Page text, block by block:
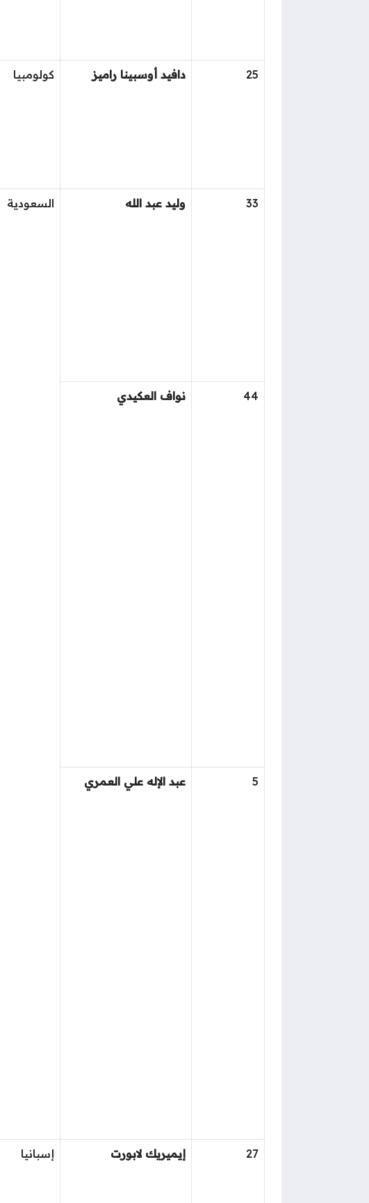
25 دافيد أوسبينا راميز كولومبيا
33 وليد عبد الله السعودية
44 نواف العكيدي
5 عبد الإله علي العمري
27 إيميريك لابورت إسبانيا